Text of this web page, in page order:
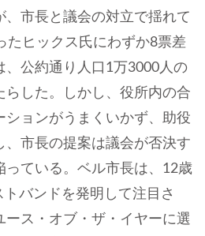
、市長と議会の対立で揺れて
たヒックス氏にわずか8票差
、公約通り人口1万3000人の
らした。しかし、役所内の合
ションがうまくいかず、助役
、市長の提案は議会が否決す
っている。ベル市長は、12歳
バンドを発明して注目さ
ース・オブ・ザ・イヤーに選